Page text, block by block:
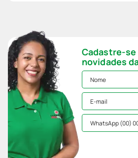
Cadastre-se
novidades